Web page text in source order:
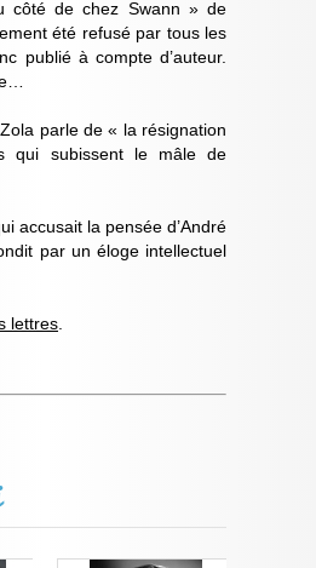
côté de chez Swann » de
été refusé par tous les
publié à compte d’auteur.
parle de « la résignation
qui subissent le mâle de
accusait la pensée d’André
par un éloge intellectuel
lettres